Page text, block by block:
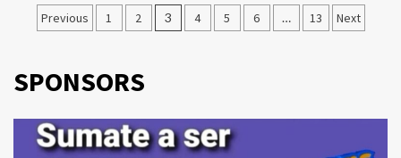
Navegación
entradas
Previous 1 2 3 4 5 6 … 13 Next
SPONSORS